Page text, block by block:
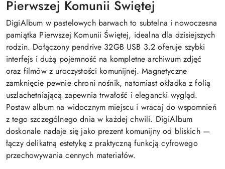
Pierwszej Komunii Świętej
DigiAlbum w pastelowych barwach to subtelna i nowoczesna
pamiątka Pierwszej Komunii Świętej, idealna dla dzisiejszych
rodzin. Dołączony pendrive 32GB USB 3.2 oferuje szybki
interfejs i dużą pojemność na kompletne archiwum zdjęć
oraz filmów z uroczystości komunijnej. Magnetyczne
zamknięcie pewnie chroni nośnik, natomiast okładka z folią
uszlachetniającą zapewnia trwałość i elegancki wygląd.
Postaw album na widocznym miejscu i wracaj do wspomnień
z tego szczególnego dnia w każdej chwili. DigiAlbum
doskonale nadaje się jako prezent komunijny od bliskich —
łączy delikatną estetykę z praktyczną funkcją cyfrowego
przechowywania cennych materiałów.